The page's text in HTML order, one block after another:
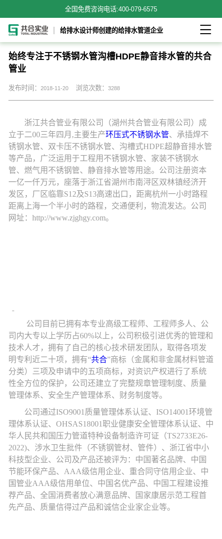
全国免费咨询电话:400-079-6575
给排水设计师创建的给排水管道企业 
始终专注于不锈钢水管沟槽HDPE静音排水管的共合
管业
发布时间： 2018-11-20 浏览次数： 3288
浙江共合管业有限公司（湖州共合管业有限公司）成
立于二00三年四月,主要生产环压式不锈钢水管、 承插焊不
锈钢水管、 双卡压不锈钢水管、沟槽式HDPE超静音排水管
等产品 ， 广泛运用于工程用不锈钢水管、家装不锈钢水
管、燃气用不锈钢管、静音排水管等用途。 公司注册资本
一亿一仟万元，座落于浙江省湖州市南浔区双林镇经济开
发区，厂区临靠S12及S13高速出口，距离杭州一小时路程
距离上海一个半小时的路程，交通便利，物流发达。公司
网址：http://www.zjghgy.com。
公司 目前已拥有本专业高级工程师、工程师多人、公
司内大专以上学历占60%以上，公司积极引进优秀的管理和
技术人才， 拥有了自己的核心技术研发团队，取得各项发
明专利近二十项，拥有“共合”商标（金属和非金属材料管道
分类）三项及申请中的五项商标，对资识产权进行了系统
性全方位的保护，公司还建立了完整规章管理制度、质量
管理体系、安全生产管理体系、财务制度等。
公司通过ISO9001质量管理体系认证、ISO14001环境管
理体系认证、OHSAS18001职业健康安全管理体系认证、中
华人民共和国压力管道特种设备制造许可证（TS2733E26-
2022)、涉水卫生批件（不锈钢管材、管件）、浙江省中小
科技型企业、公司及产品还被评为：中国著名品牌、中国
节能环保产品、AAA级信用企业、重合同守信用企业、中
国管业AAA级信用单位、中国名优产品、中国工程建设推
荐产品、全国消费者放心满意品牌、国家康居示范工程首
先产品、质量信得过产品和诚信企业家企业等。